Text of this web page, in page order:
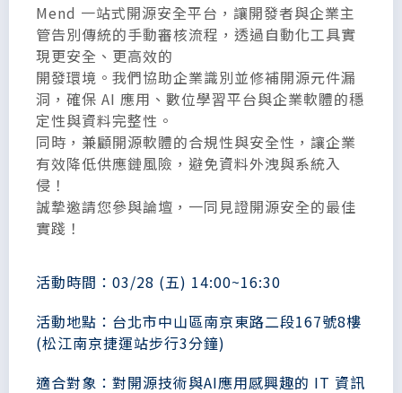
Mend 一站式開源安全平台，讓開發者與企業主
管告別傳統的手動審核流程，透過自動化工具實
現更安全、更高效的
開發環境。我們協助企業識別並修補開源元件漏
洞，確保 AI 應用、數位學習平台與企業軟體的穩
定性與資料完整性。
同時，兼顧開源軟體的合規性與安全性，讓企業
有效降低供應鏈風險，避免資料外洩與系統入
侵！
誠摯邀請您參與論壇，一同見證開源安全的最佳
實踐！
活動時間：03/28 (五) 14:00~16:30
活動地點：台北市中山區南京東路二段167號8樓
(松江南京捷運站步行3分鐘)
適合對象：對開源技術與AI應用感興趣的 IT 資訊